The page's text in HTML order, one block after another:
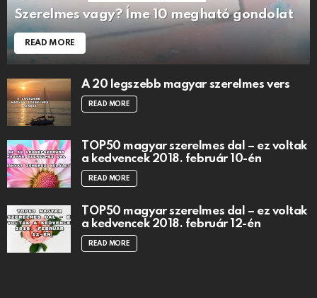
Szerelmes vagy? Íme 10 megható gondolat
READ MORE
A 20 legszebb magyar szerelmes vers
READ MORE
TOP50 magyar szerelmes dal – ez voltak
a kedvencek 2018. február 10-én
READ MORE
TOP50 magyar szerelmes dal – ez voltak
a kedvencek 2018. február 12-én
READ MORE